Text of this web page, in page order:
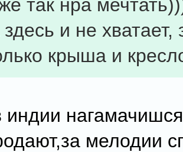
так нра
здесь и не
крыша и
индии
мелодии